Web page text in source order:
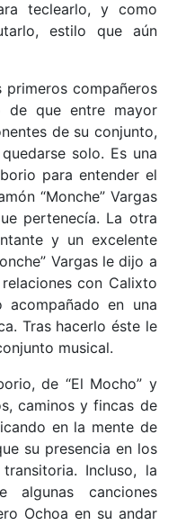
teclearlo, y como
estilo que aún
compañeros
de que entre mayor
de su conjunto,
solo. Es una
para entender el
“Monche” Vargas
pertenecía. La otra
y un excelente
Vargas le dijo a
con Calixto
acompañado en una
Tras hacerlo éste le
musical.
de “El Mocho” y
caminos y fincas de
en la mente de
su presencia en los
Incluso, la
algunas canciones
Ochoa en su andar